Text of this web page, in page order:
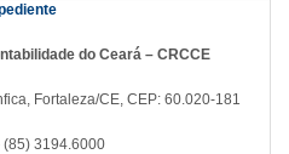
do Ceará – CRCCE
Fortaleza/CE, CEP: 60.020-181
(85) 3194.6000